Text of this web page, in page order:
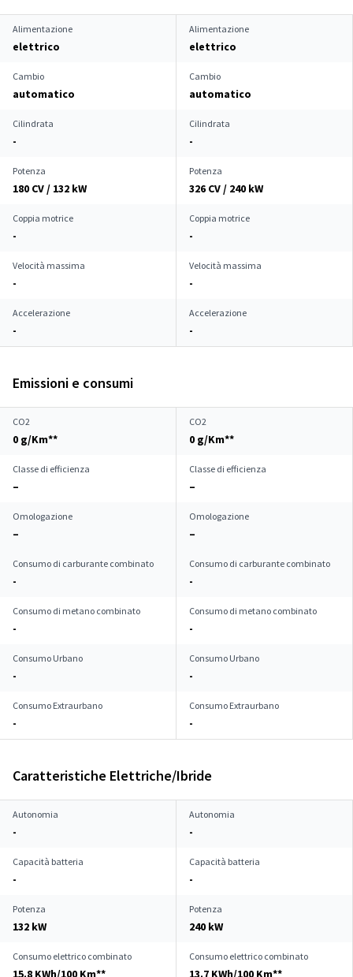
Alimentazione
elettrico
Alimentazione
elettrico
Cambio
automatico
Cambio
automatico
Cilindrata
-
Cilindrata
-
Potenza
180 CV / 132 kW
Potenza
326 CV / 240 kW
Coppia motrice
-
Coppia motrice
-
Velocità massima
-
Velocità massima
-
Accelerazione
-
Accelerazione
-
Emissioni e consumi
CO2
0 g/Km**
CO2
0 g/Km**
Classe di efficienza
–
Classe di efficienza
–
Omologazione
–
Omologazione
–
Consumo di carburante combinato
-
Consumo di carburante combinato
-
Consumo di metano combinato
-
Consumo di metano combinato
-
Consumo Urbano
-
Consumo Urbano
-
Consumo Extraurbano
-
Consumo Extraurbano
-
Caratteristiche Elettriche/Ibride
Autonomia
-
Autonomia
-
Capacità batteria
-
Capacità batteria
-
Potenza
132 kW
Potenza
240 kW
Consumo elettrico combinato
15.8 KWh/100 Km**
Consumo elettrico combinato
13.7 KWh/100 Km**